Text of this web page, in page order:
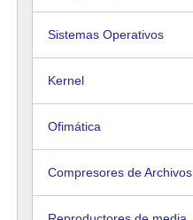
Sistemas Operativos
Kernel
Ofimática
Compresores de Archivos